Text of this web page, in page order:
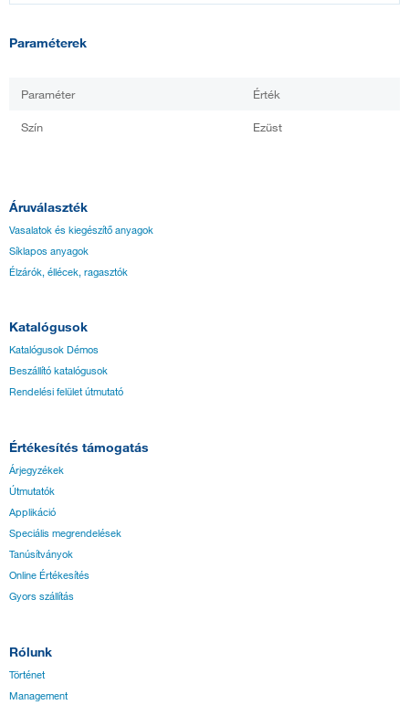
Paraméterek
Paraméter Érték
Szín Ezüst
Áruválaszték
Vasalatok és kiegészítő anyagok
Síklapos anyagok
Élzárók, éllécek, ragasztók
Katalógusok
Katalógusok Démos
Beszállító katalógusok
Rendelési felület útmutató
Értékesítés támogatás
Árjegyzékek
Útmutatók
Applikáció
Speciális megrendelések
Tanúsítványok
Online Értékesítés
Gyors szállítás
Rólunk
Történet
Management